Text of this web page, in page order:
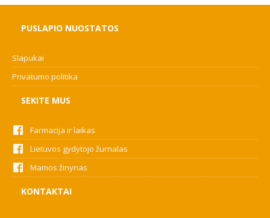
PUSLAPIO NUOSTATOS
Slapukai
Privatumo politika
SEKITE MUS
Farmacija ir laikas
Lietuvos gydytojo žurnalas
Mamos žinynas
KONTAKTAI